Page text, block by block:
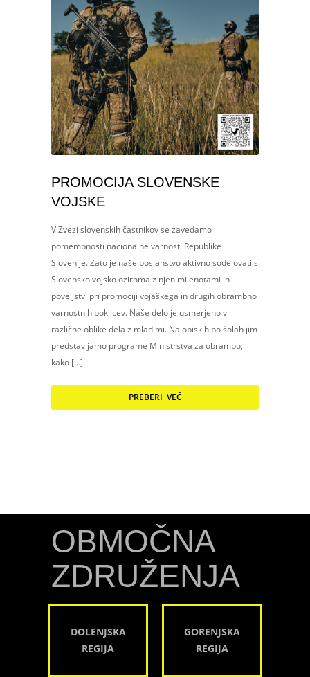
PROMOCIJA SLOVENSKE
VOJSKE
V Zvezi slovenskih častnikov se zavedamo
pomembnosti nacionalne varnosti Republike
Slovenije. Zato je naše poslanstvo aktivno sodelovati s
Slovensko vojsko oziroma z njenimi enotami in
poveljstvi pri promociji vojaškega in drugih obrambno
varnostnih poklicev. Naše delo je usmerjeno v
različne oblike dela z mladimi. Na obiskih po šolah jim
predstavljamo programe Ministrstva za obrambo,
kako […]
PREBERI VEČ
OBMOČNA
ZDRUŽENJA
DOLENJSKA
REGIJA
GORENJSKA
REGIJA